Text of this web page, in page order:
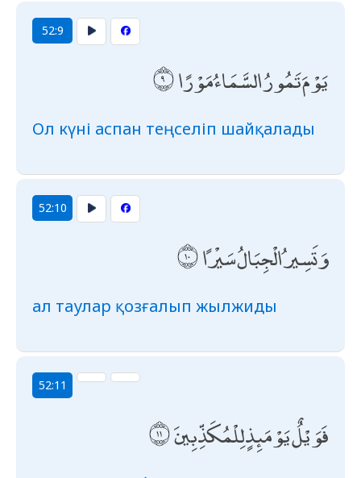
52:9
يَوْمَ تَمُورُ السَّمَاءُ مَوْرًا
Ол күні аспан теңселіп шайқалады
52:10
وَتَسِيرُ الْجِبَالُ سَيْرًا
ал таулар қозғалып жылжиды
52:11
فَوَيْلٌ يَوْمَئِذٍ لِلْمُكَذِّبِينَ